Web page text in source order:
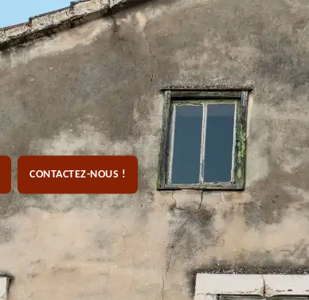
CONTACTEZ-NOUS !